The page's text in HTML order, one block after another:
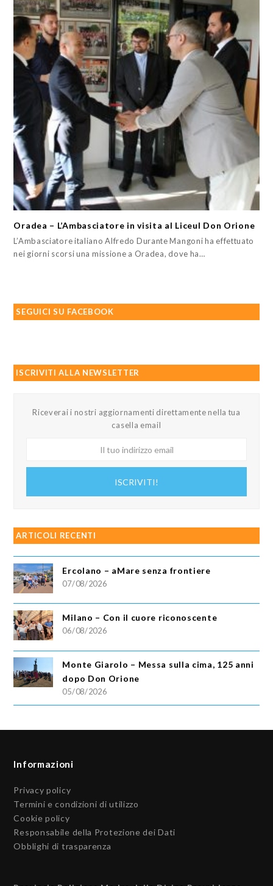
Oradea – L’Ambasciatore in visita al Liceul Don Orione
L’Ambasciatore italiano Alfredo Durante Mangoni ha effettuato
nei giorni scorsi una missione a Oradea, dove ha…
SEGUICI SU FACEBOOK
ISCRIVITI ALLA NEWSLETTER
Riceverai i nostri aggiornamenti direttamente nella tua
casella email
ISCRIVITI!
ARTICOLI RECENTI
Ercolano – aMare senza frontiere
07/08/2026
Milano – Con il cuore riconoscente
06/08/2026
Monte Giarolo – Messa sulla cima, 125 anni
dopo Don Orione
05/08/2026
Informazioni
Privacy policy
Termini e condizioni di utilizzo
Cookie policy
Responsabile della Protezione dei Dati
Obblighi di trasparenza